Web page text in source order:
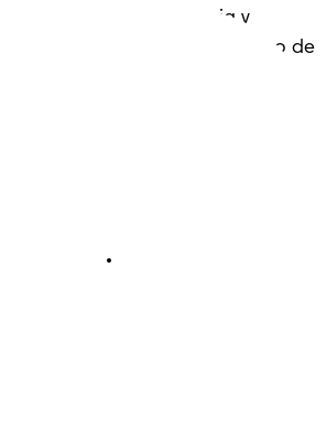
con cariño, experiencia y
que se extiende a lo largo de